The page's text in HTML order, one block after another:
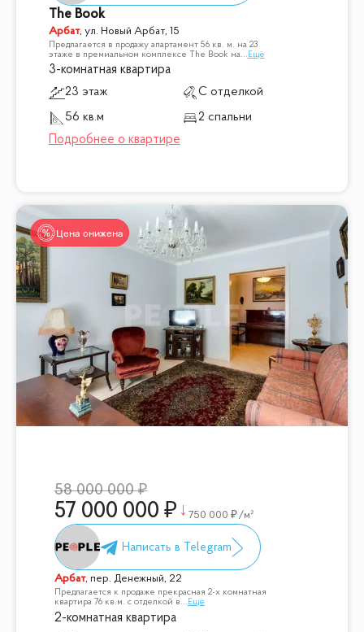
The Book
Арбат, ул. Новый Арбат, 15
Предлагается в продажу апартамент 56 кв. м. на 23
этаже в премиальном комплексе The Book на... Ещё
3-комнатная квартира
23 этаж
С отделкой
56 кв.м
2 спальни
Цена снижена
58 000 000
57 000 000 750 000 /м²
Арбат, пер. Денежный, 22
Предлагается к продаже прекрасная 2-х комнатная
квартира 76 кв.м. с отделкой в... Ещё
2-комнатная квартира